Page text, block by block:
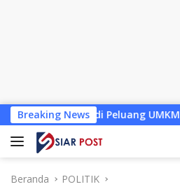
Langsung
ke
konten
Breaking News
Peluang UMKM Ramah Lingkungan
Beranda POLITIK